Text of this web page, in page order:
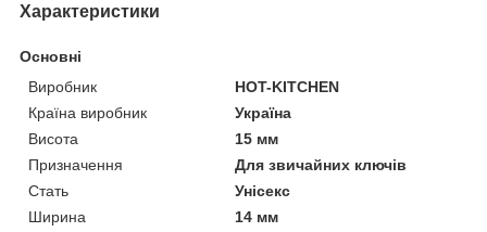
Характеристики
Основні
Виробник
HOT-KITCHEN
Країна виробник
Україна
Висота
15 мм
Призначення
Для звичайних ключів
Стать
Унісекс
Ширина
14 мм